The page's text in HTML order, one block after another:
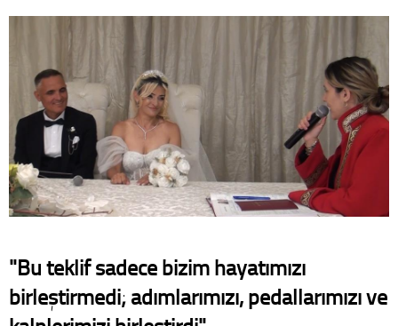
"Bu teklif sadece bizim hayatımızı
birleştirmedi; adımlarımızı, pedallarımızı ve